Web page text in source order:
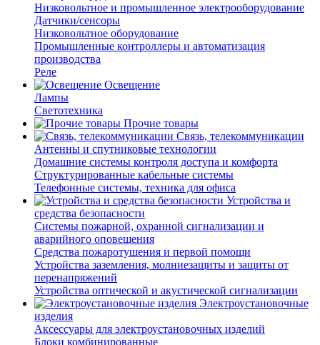
Низковольтное и промышленное электрооборудование
Датчики/сенсоры
Низковольтное оборудование
Промышленные контроллеры и автоматизация
производства
Реле
Освещение
Лампы
Светотехника
Прочие товары
Связь, телекоммуникации
Антенны и спутниковые технологии
Домашние системы контроля доступа и комфорта
Структурированные кабельные системы
Телефонные системы, техника для офиса
Устройства и
средства безопасности
Системы пожарной, охранной сигнализации и
аварийного оповещения
Средства пожаротушения и первой помощи
Устройства заземления, молниезащиты и защиты от
перенапряжений
Устройства оптической и акустической сигнализации
Электроустановочные
изделия
Аксессуары для электроустановочных изделий
Блоки комбинированные